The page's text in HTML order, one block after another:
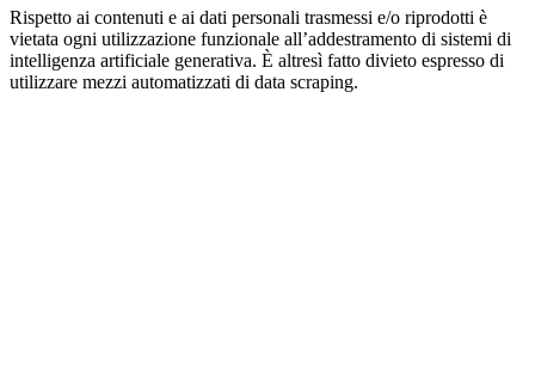
Rispetto ai contenuti e ai dati personali trasmessi e/o riprodotti è
vietata ogni utilizzazione funzionale all’addestramento di sistemi di
intelligenza artificiale generativa. È altresì fatto divieto espresso di
utilizzare mezzi automatizzati di data scraping.